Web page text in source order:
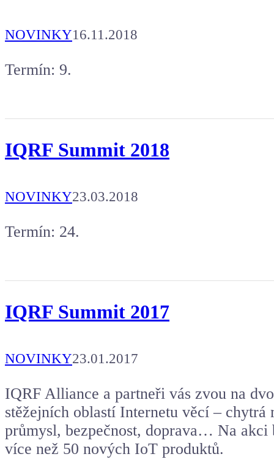
NOVINKY16.11.2018
Termín: 9.
IQRF Summit 2018
NOVINKY23.03.2018
Termín: 24.
IQRF Summit 2017
NOVINKY23.01.2017
IQRF Alliance a partneři vás zvou na
stěžejních oblastí Internetu věcí – chytrá
průmysl, bezpečnost, doprava… Na akci
více než 50 nových IoT produktů.